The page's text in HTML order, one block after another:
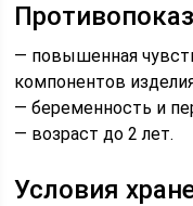
— повышенная
компонентов
— беременность и
— возраст до 2 лет.
Условия